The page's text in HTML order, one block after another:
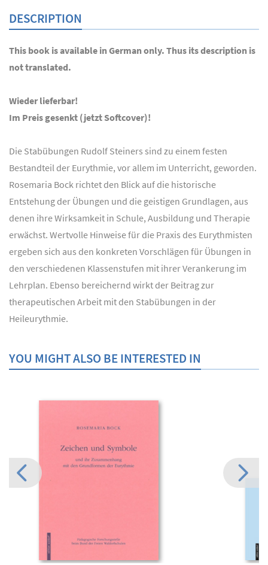
DESCRIPTION
This book is available in German only. Thus its description is
not translated.
Wieder lieferbar!
Im Preis gesenkt (jetzt Softcover)!
Die Stabübungen Rudolf Steiners sind zu einem festen
Bestandteil der Eurythmie, vor allem im Unterricht, geworden.
Rosemaria Bock richtet den Blick auf die historische
Entstehung der Übungen und die geistigen Grundlagen, aus
denen ihre Wirksamkeit in Schule, Ausbildung und Therapie
erwächst. Wertvolle Hinweise für die Praxis des Eurythmisten
ergeben sich aus den konkreten Vorschlägen für Übungen in
den verschiedenen Klassenstufen mit ihrer Verankerung im
Lehrplan. Ebenso bereichernd wirkt der Beitrag zur
therapeutischen Arbeit mit den Stabübungen in der
Heileurythmie.
YOU MIGHT ALSO BE INTERESTED IN